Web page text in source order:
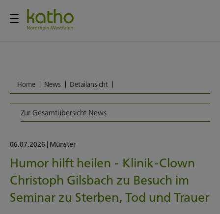
Home News Detailansicht
Zur Gesamtübersicht News
06.07.2026 Münster
Humor hilft heilen - Klinik-Clown
Christoph Gilsbach zu Besuch im
Seminar zu Sterben, Tod und Trauer